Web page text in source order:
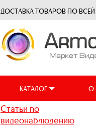
ДОСТАВКА ТОВАРОВ ПО ВСЕЙ
КАТАЛОГ О
Статьи по
видеонаблюдению